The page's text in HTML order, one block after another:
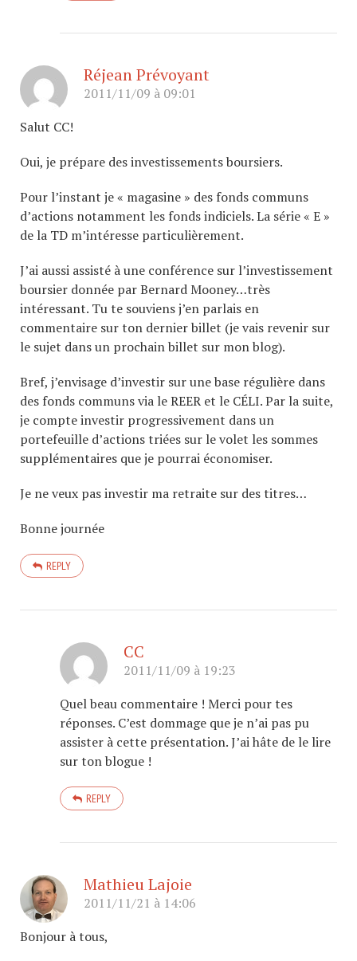
Réjean Prévoyant
2011/11/09 à 09:01
Salut CC!
Oui, je prépare des investissements boursiers.
Pour l’instant je « magasine » des fonds communs
d’actions notamment les fonds indiciels. La série « E »
de la TD m’intéresse particulièrement.
J’ai aussi assisté à une conférence sur l’investissement
boursier donnée par Bernard Mooney…très
intéressant. Tu te souviens j’en parlais en
commentaire sur ton dernier billet (je vais revenir sur
le sujet dans un prochain billet sur mon blog).
Bref, j’envisage d’investir sur une base régulière dans
des fonds communs via le REER et le CÉLI. Par la suite,
je compte investir progressivement dans un
portefeuille d’actions triées sur le volet les sommes
supplémentaires que je pourrai économiser.
Je ne veux pas investir ma retraite sur des titres…
Bonne journée
REPLY
CC
2011/11/09 à 19:23
Quel beau commentaire ! Merci pour tes
réponses. C’est dommage que je n’ai pas pu
assister à cette présentation. J’ai hâte de le lire
sur ton blogue !
REPLY
Mathieu Lajoie
2011/11/21 à 14:06
Bonjour à tous,